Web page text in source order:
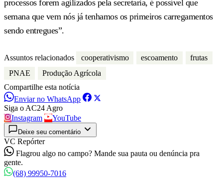
processos forem agilizados pela secretaria, é possível que
semana que vem nós já tenhamos os primeiros carregamentos
sendo entregues”.
Assuntos relacionados cooperativismo escoamento
frutas
PNAE
Produção Agrícola
Compartilhe esta notícia
Enviar no WhatsApp
Siga o AC24 Agro
Instagram
YouTube
Deixe seu comentário
VC Repórter
Flagrou algo no campo? Mande sua pauta ou denúncia pra
gente.
(68) 99950-7016